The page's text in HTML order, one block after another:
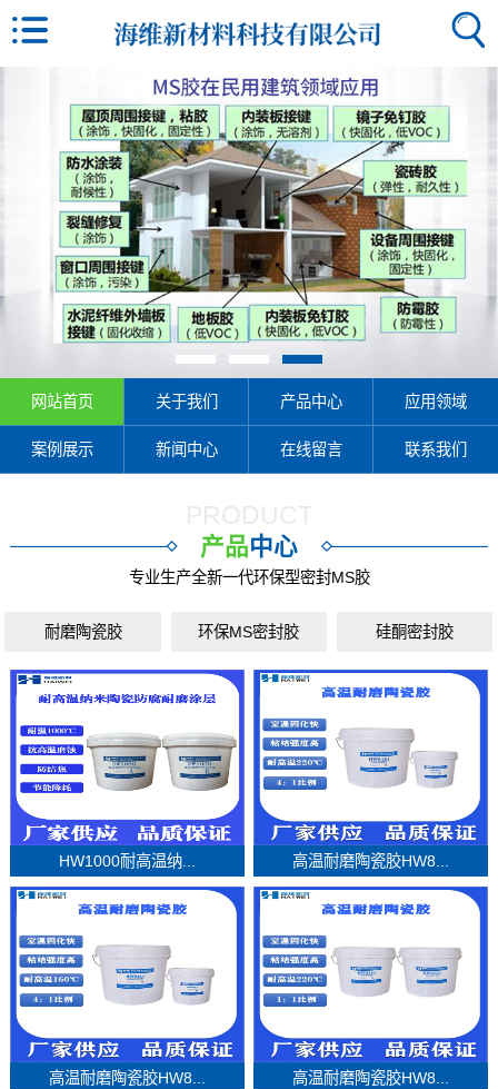
网站首页 关于我们 产品中心 应用领域
案例展示 新闻中心 在线留言 联系我们
产品中心
专业生产全新一代环保型密封MS胶
耐磨陶瓷胶 环保MS密封胶 硅酮密封胶
HW1000耐高温纳... 高温耐磨陶瓷胶HW8...
高温耐磨陶瓷胶HW8... 高温耐磨陶瓷胶HW8...